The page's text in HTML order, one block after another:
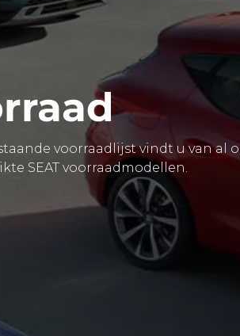
voorraadlijst vindt u van al
SEAT voorraadmodellen.